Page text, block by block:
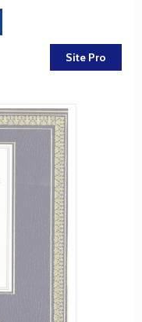
Site Pro